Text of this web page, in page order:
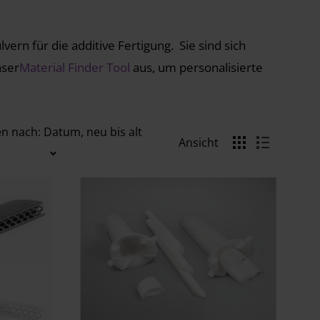
für die additive Fertigung. Sie sind sich
Material Finder Tool aus, um personalisierte
nach: Datum, neu bis alt
Ansicht